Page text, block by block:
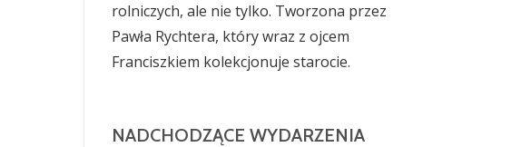
rolniczych, ale nie tylko. Tworzona przez
Pawła Rychtera, który wraz z ojcem
Franciszkiem kolekcjonuje starocie.
NADCHODZĄCE WYDARZENIA